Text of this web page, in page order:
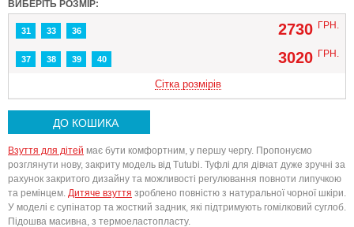
ВИБЕРІТЬ РОЗМІР:
31 33 36 2730 ГРН.
37 38 39 40 3020 ГРН.
Сітка розмірів
ДО КОШИКА
Взуття для дітей має бути комфортним, у першу чергу. Пропонуємо
розглянути нову, закриту модель від Tutubi. Туфлі для дівчат дуже зручні за
рахунок закритого дизайну та можливості регулювання повноти липучкою
та ремінцем. Дитяче взуття зроблено повністю з натуральної чорної шкіри.
У моделі є супінатор та жосткий задник, які підтримують гомілковий суглоб.
Підошва масивна, з термоеластопласту.